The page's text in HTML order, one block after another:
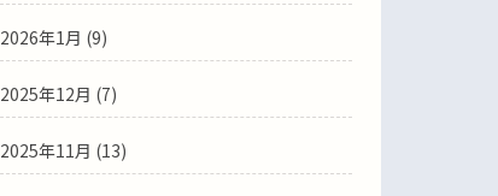
2026年1月 (9)
2025年12月 (7)
2025年11月 (13)